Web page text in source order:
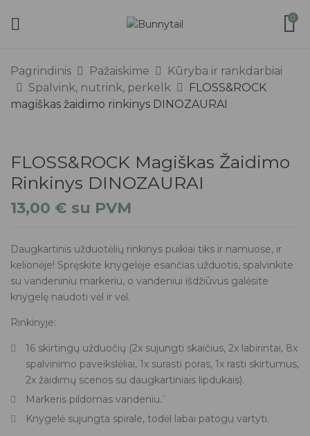
0
Pagrindinis Pažaiskime
Kūryba ir rankdarbiai
Spalvink, nutrink, perkelk
FLOSS&ROCK
magiškas žaidimo rinkinys DINOZAURAI
FLOSS&ROCK Magiškas Žaidimo
Rinkinys DINOZAURAI
13,00 € su PVM
Daugkartinis užduotėlių rinkinys puikiai tiks ir namuose, ir
kelionėje! Spręskite knygelėje esančias užduotis, spalvinkite
su vandeniniu markeriu, o vandeniui išdžiūvus galėsite
knygelę naudoti vėl ir vėl.
Rinkinyje:
16 skirtingų užduočių (2x sujungti skaičius, 2x labirintai, 8x
spalvinimo paveikslėliai, 1x surasti poras, 1x rasti skirtumus,
2x žaidimų scenos su daugkartiniais lipdukais).
Markeris pildomas vandeniu.`
Knygelė sujungta spirale, todėl labai patogu vartyti.